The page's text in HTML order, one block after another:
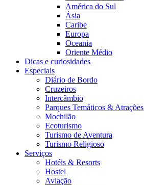
América do Sul
Ásia
Caribe
Europa
Oceania
Oriente Médio
Dicas e curiosidades
Especiais
Diário de Bordo
Cruzeiros
Intercâmbio
Parques Temáticos & Atrações
Mochilão
Ecoturismo
Turismo de Aventura
Turismo Religioso
Serviços
Hotéis & Resorts
Hostel
Aviação